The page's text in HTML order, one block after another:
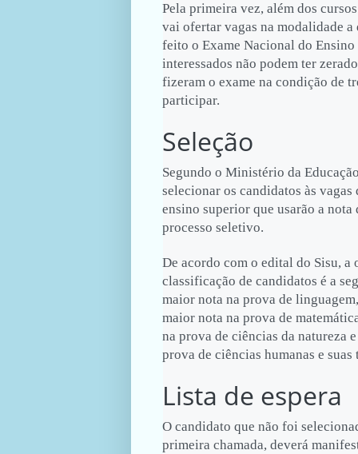
Pela primeira vez, além dos
vai ofertar vagas na modalidade
feito o Exame Nacional do
interessados não podem ter
fizeram o exame na condição de
participar.
Seleção
Segundo o Ministério da
selecionar os candidatos às
ensino superior que usarão a
processo seletivo.
De acordo com o edital do Sisu, a
classificação de candidatos é a
maior nota na prova de
maior nota na prova de
na prova de ciências da natureza
prova de ciências humanas e
Lista de espera
O candidato que não foi
primeira chamada, deverá